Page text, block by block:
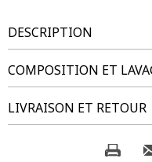
DESCRIPTION
Tregging grande taille
Taille élastiquée. 2
devant avec des boutons
extrémité. 2 poches
bas de chaque jambe.
COMPOSITION ET
Tissu principal : 97%
Composition et lavage :
LIVRAISON ET RETOUR
NOS MODES DE